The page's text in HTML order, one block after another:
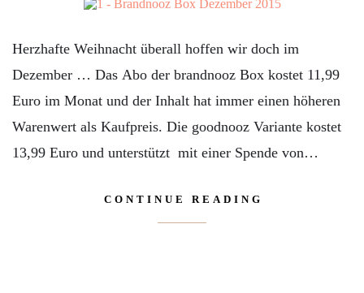
Herzhafte Weihnacht überall hoffen wir doch im
Dezember … Das Abo der brandnooz Box kostet 11,99
Euro im Monat und der Inhalt hat immer einen höheren
Warenwert als Kaufpreis. Die goodnooz Variante kostet
13,99 Euro und unterstützt mit einer Spende von…
CONTINUE READING